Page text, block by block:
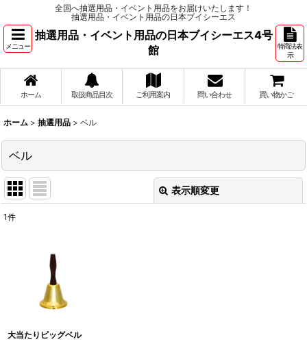
全国へ抽選用品・イベント用品をお届けいたします！
抽選用品・イベント用品の日本ブイシーエス
メニュー
抽選用品・イベント用品の日本ブイシーエス4号
館
特商法表
示
ホーム 取扱商品目次 ご利用案内 問い合わせ 買い物かご
ホーム > 抽選用品 > ベル
ベル
表示順変更
1件
大当たりビッグベル